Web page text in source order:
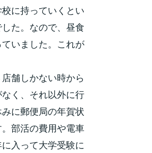
に持っていくとい
た。なので、昼食
いました。これが
舗しかない時から
く、それ以外に行
に郵便局の年賀状
部活の費用や電車
入って大学受験に